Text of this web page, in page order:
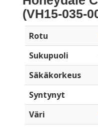
(VH15-035-
Rotu
Sukupuoli
Säkäkorkeus
Syntynyt
Väri